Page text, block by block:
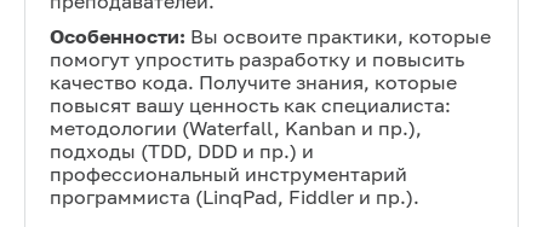
Особенности: Вы освоите практики, которые
помогут упростить разработку и повысить
качество кода. Получите знания, которые
повысят вашу ценность как специалиста:
методологии (Waterfall, Kanban и пр.),
подходы (TDD, DDD и пр.) и
профессиональный инструментарий
программиста (LinqPad, Fiddler и пр.).